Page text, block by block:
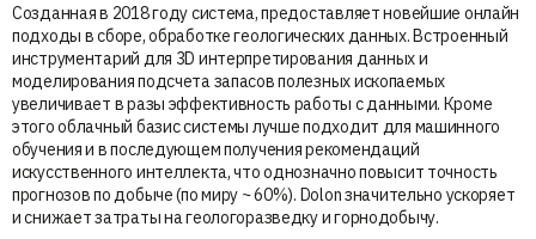
Созданная в 2018 году система, предоставляет новейшие онлайн
подходы в сборе, обработке геологических данных. Встроенный
инструментарий для 3D интерпретирования данных и
моделирования подсчета запасов полезных ископаемых
увеличивает в разы эффективность работы с данными. Кроме
этого облачный базис системы лучше подходит для машинного
обучения и в последующем получения рекомендаций
искусственного интеллекта, что однозначно повысит точность
прогнозов по добыче (по миру ~ 60%). Dolon значительно ускоряет
и снижает затраты на геологоразведку и горнодобычу.